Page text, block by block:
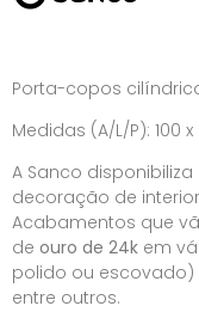
Porta-copos
Medidas (A/L/P): 100
A Sanco
decoração de
Acabamentos que
de ouro de 24k em
polido ou escovado)
entre outros.